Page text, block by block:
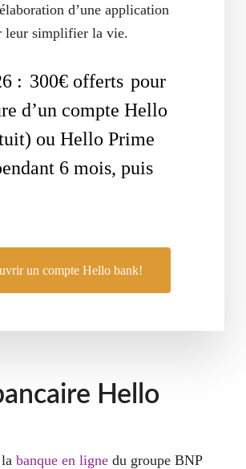
d’une application
leur simplifier la vie.
: 300€ offerts pour
d’un compte Hello
ou Hello Prime
6 mois, puis
un compte Hello bank!
Hello
banque en lignedu groupe BNP